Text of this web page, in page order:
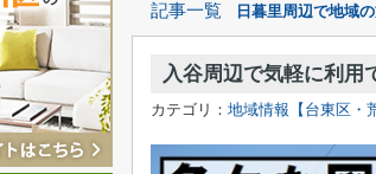
記事一覧 日暮里周辺で地域
入谷周辺で気軽に利用
カテゴリ： 地域情報【台東区・